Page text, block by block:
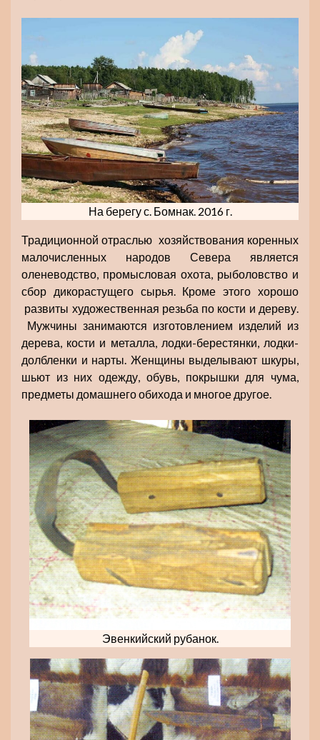
На берегу с. Бомнак. 2016 г.
Традиционной отраслью хозяйствования коренных
малочисленных народов Севера является
оленеводство, промысловая охота, рыболовство и
сбор дикорастущего сырья. Кроме этого хорошо
развиты художественная резьба по кости и дереву.
Мужчины занимаются изготовлением изделий из
дерева, кости и металла, лодки-берестянки, лодки-
долбленки и нарты. Женщины выделывают шкуры,
шьют из них одежду, обувь, покрышки для чума,
предметы домашнего обихода и многое другое.
Эвенкийский рубанок.